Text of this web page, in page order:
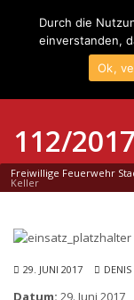
112/
Freiwillige Feuerwehr
Keller
29. JUNI 2017
Datum: 29. Juni 2017
Durch die
einverstanden,
Ok,